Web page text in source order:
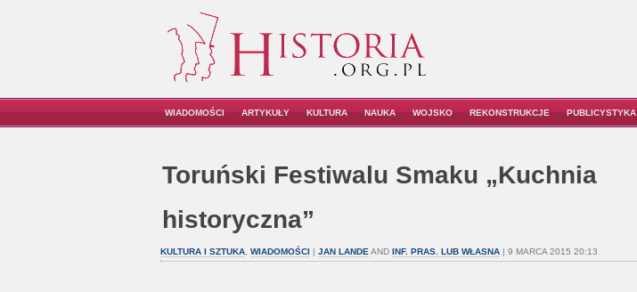
WIADOMOŚCI ARTYKUŁY KULTURA NAUKA WOJSKO REKONSTRUKCJE PUBLICYSTYKA
Toruński Festiwalu Smaku „Kuchnia
historyczna”
KULTURA I SZTUKA, WIADOMOŚCI| JAN LANDE AND INF. PRAS. LUB WŁASNA| 9 MARCA 2015 20:13